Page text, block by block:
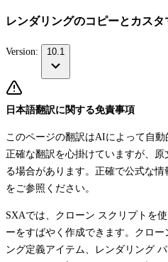
レンダリングのコピーとカスタ
Version: 10.1
日本語翻訳に関する免責事項
このページの翻訳はAIによって自
正確な翻訳を心掛けていますが、
る場合があります。正確で公式な
をご参照ください。
SXAでは、クローン スクリプトを
ーをすばやく作成できます。クロ
ング定義アイテム、レンダリング